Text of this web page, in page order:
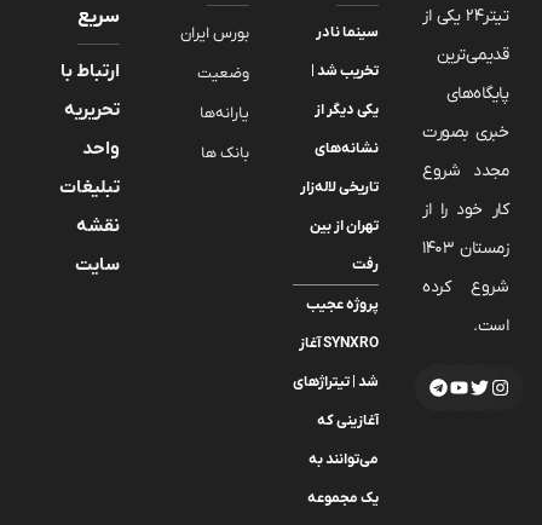
تیتر24 یکی از
قدیمی‌ترین
پایگاه‌های
خبری بصورت
مجدد شروع
کار خود را از
زمستان 1403
شروع کرده
است.
سینما نادر
تخریب شد |
یکی دیگر از
نشانه‌های
تاریخی لاله‌زار
تهران از بین
رفت
پروژه عجیب
SYNXRO آغاز
شد | تیتراژهای
آغازینی که
می‌توانند به
یک مجموعه
بورس ایران
وضعیت
یارانه‌ها
بانک ها
سریع
ارتباط با
تحریریه
واحد
تبلیغات
نقشه
سایت